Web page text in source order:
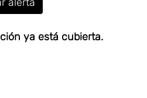
ya está cubierta.